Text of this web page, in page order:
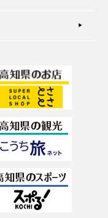
▶︎